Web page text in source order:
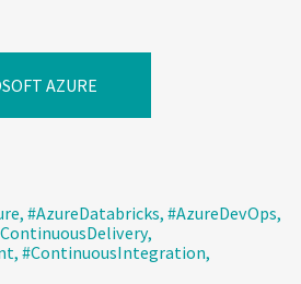
AZURE
, #AzureDatabricks, #AzureDevOps,
,
, #ContinuousIntegration,